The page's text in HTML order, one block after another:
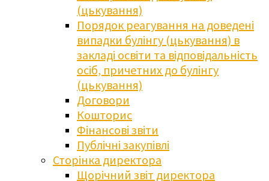
(цькування)
Порядок реагування на доведені
випадки булінгу (цькування) в
закладі освіти та відповідальність
осіб, причетних до булінгу
(цькування)
Договори
Кошторис
Фінансові звіти
Публічні закупівлі
Сторінка директора
Щорічний звіт директора